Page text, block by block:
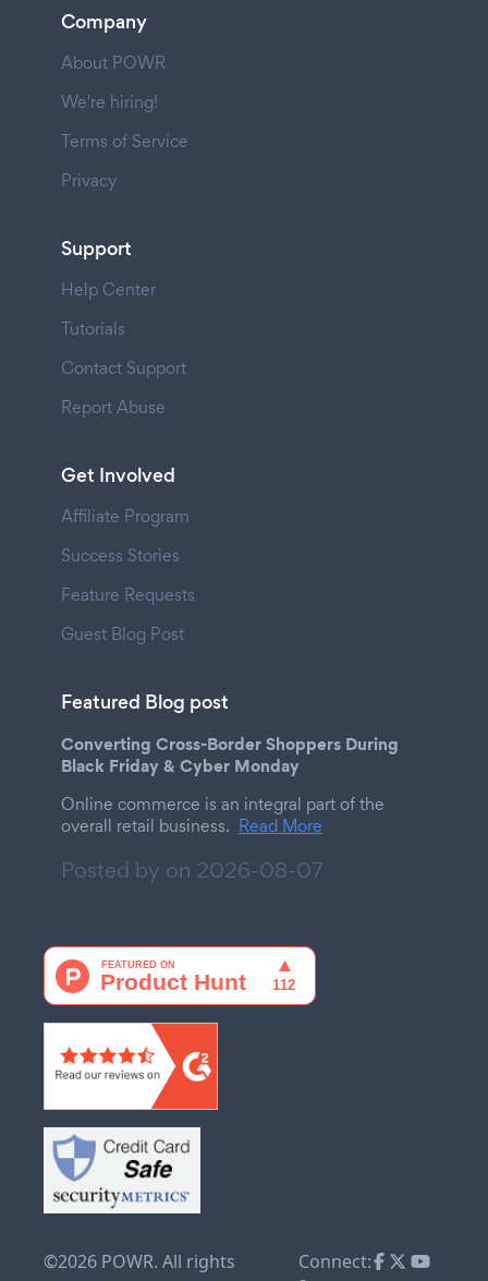
Company
About POWR
We're hiring!
Terms of Service
Privacy
Support
Help Center
Tutorials
Contact Support
Report Abuse
Get Involved
Affiliate Program
Success Stories
Feature Requests
Guest Blog Post
Featured Blog post
Converting Cross-Border Shoppers During
Black Friday & Cyber Monday
Online commerce is an integral part of the
overall retail business. Read More
Posted by on 2026-08-07
©2026 POWR. All rights
Connect: